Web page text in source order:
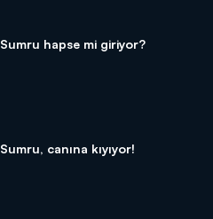
Sumru hapse mi giriyor?
Sumru, canına kıyıyor!